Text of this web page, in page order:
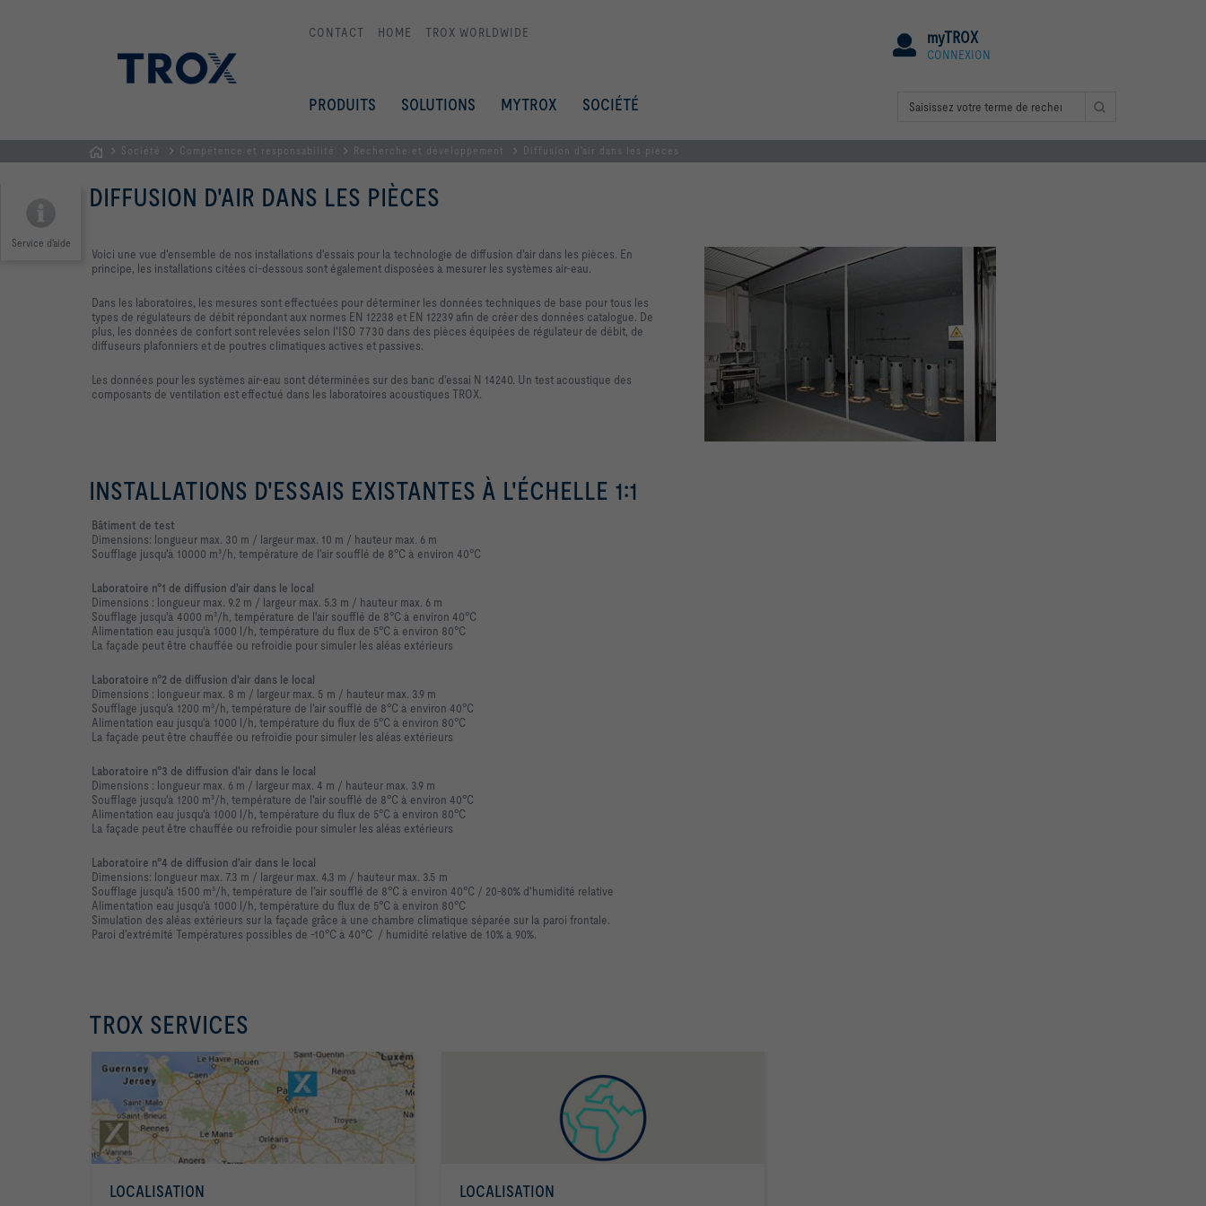
CONTACT HOME TROX WORLDWIDE myTROX
CONNEXION
PRODUITS SOLUTIONS MYTROX SOCIÉTÉ
d'accueil
Société Compétence et responsabilité Recherche et développement Diffusion d'air dans les pièces
Service d'aide
DIFFUSION D'AIR DANS LES PIÈCES
Voici une vue d'ensemble de nos installations d'essais pour la technologie de diffusion d'air dans les pièces. En
principe, les installations citées ci-dessous sont également disposées à mesurer les systèmes air-eau.
Dans les laboratoires, les mesures sont effectuées pour déterminer les données techniques de base pour tous les
types de régulateurs de débit répondant aux normes EN 12238 et EN 12239 afin de créer des données catalogue. De
plus, les données de confort sont relevées selon l'ISO 7730 dans des pièces équipées de régulateur de débit, de
diffuseurs plafonniers et de poutres climatiques actives et passives.
Les données pour les systèmes air-eau sont déterminées sur des banc d'essai N 14240. Un test acoustique des
composants de ventilation est effectué dans les laboratoires acoustiques TROX.
INSTALLATIONS D'ESSAIS EXISTANTES À L'ÉCHELLE 1:1
Bâtiment de test
Dimensions: longueur max. 30 m / largeur max. 10 m / hauteur max. 6 m
Soufflage jusqu'à 10000 m³/h, température de l'air soufflé de 8°C à environ 40°C
Laboratoire n°1 de diffusion d'air dans le local
Dimensions : longueur max. 9.2 m / largeur max. 5.3 m / hauteur max. 6 m
Soufflage jusqu'à 4000 m³/h, température de l'air soufflé de 8°C à environ 40°C
Alimentation eau jusqu'à 1000 l/h, température du flux de 5°C à environ 80°C
La façade peut être chauffée ou refroidie pour simuler les aléas extérieurs
Laboratoire​ n°2 de​ diffusion​ d'air​ dans​ le local
Dimensions : longueur max. 8 m / largeur max. 5 m / hauteur max. 3.9 m
Soufflage jusqu'à 1200 m³/h, température de l'air soufflé de 8°C à environ 40°C
Alimentation eau jusqu'à 1000 l/h, température du flux de 5°C à environ 80°C
La façade peut être chauffée ou refroidie pour simuler les aléas extérieurs
Laboratoire​ n°3 de​ diffusion​ d'air​ dans​ le local
Dimensions : longueur max. 6 m / largeur max. 4 m / hauteur max. 3.9 m
Soufflage jusqu'à 1200 m³/h, température de l'air soufflé de 8°C à environ 40°C
Alimentation eau jusqu'à 1000 l/h, température du flux de 5°C à environ 80°C
La façade peut être chauffée ou refroidie pour simuler les aléas extérieurs
Laboratoire​ n°4 de​ diffusion​ d'air​ dans​ le local
Dimensions: longueur max. 7.3 m / largeur max. 4.3 m / hauteur max. 3.5 m
Soufflage jusqu'à 1500 m³/h, température de l'air soufflé de 8°C à environ 40°C / 20-80% d'humidité relative
Alimentation eau jusqu'à 1000 l/h, température du flux de 5°C à environ 80°C
Simulation des aléas extérieurs sur la façade grâce à une chambre climatique séparée sur la paroi frontale.
Paroi d'extrémité Températures possibles de -10°C à 40°C / humidité relative de 10% à 90%.
TROX SERVICES
LOCALISATION LOCALISATION